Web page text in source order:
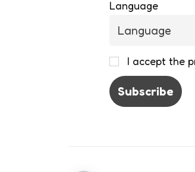
Language
I accept the